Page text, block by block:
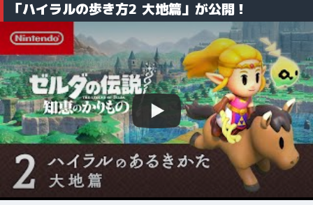
「ハイラルの歩き方2 大地篇」が公開！